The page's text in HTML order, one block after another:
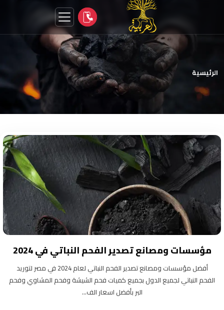
الرئيسية
مؤسسات ومصانع تصدير الفحم النباتي في 2024
أفضل مؤسسات ومصانع تصدير الفحم النباتي لعام 2024 في مصر لتوريد
الفحم النباتي لجميع الدول بجميع كميات فحم الشيشة وفحم المشاوي وفحم
البر بأفضل اسعار الف...